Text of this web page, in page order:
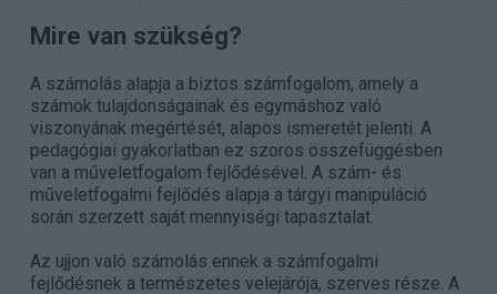
Mire van szükség?
A számolás alapja a biztos számfogalom, amely a
számok tulajdonságainak és egymáshoz való
viszonyának megértését, alapos ismeretét jelenti. A
pedagógiai gyakorlatban ez szoros összefüggésben
van a műveletfogalom fejlődésével. A szám- és
műveletfogalmi fejlődés alapja a tárgyi manipuláció
során szerzett saját mennyiségi tapasztalat.
Az ujjon való számolás ennek a számfogalmi
fejlődésnek a természetes velejárója, szerves része. A